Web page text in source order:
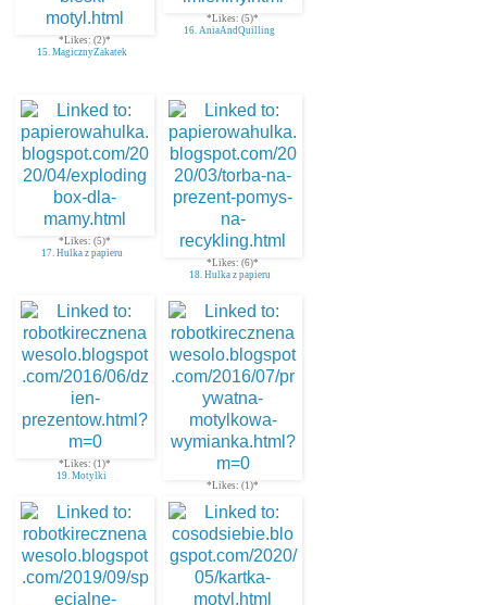
*Likes: (2)*
15. MagicznyZakatek
*Likes: (5)*
16. AniaAndQuilling
*Likes: (5)*
17. Hulka z papieru
*Likes: (6)*
18. Hulka z papieru
*Likes: (1)*
19. Motylki
*Likes: (1)*